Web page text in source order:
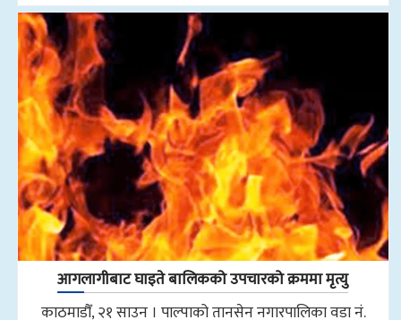
आगलागीबाट घाइते बालिकको उपचारको क्रममा मृत्यु
काठमाडौँ, २१ साउन । पाल्पाको तानसेन नगारपालिका वडा नं.